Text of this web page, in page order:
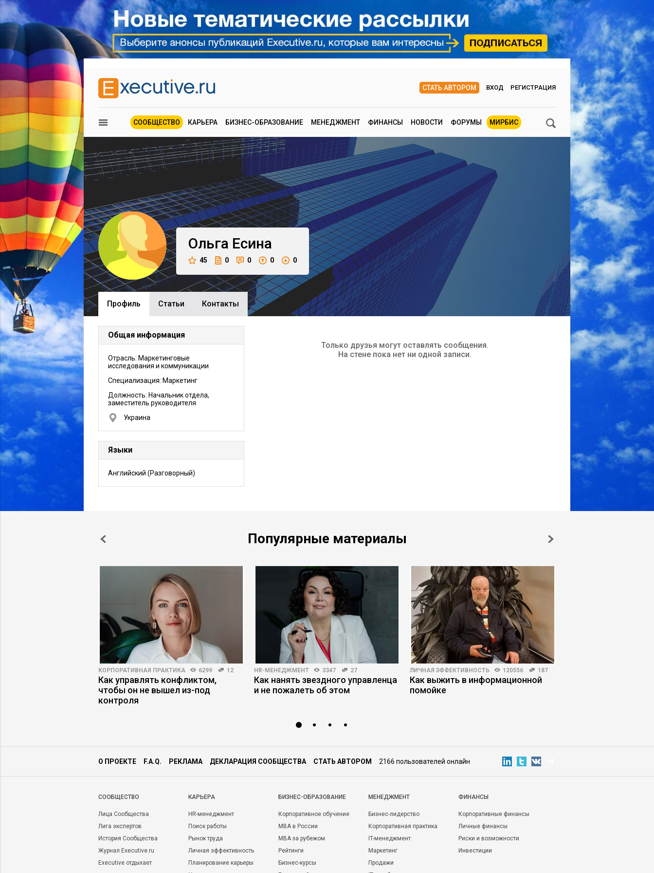
СТАТЬ АВТОРОМ ВХОД РЕГИСТРАЦИЯ
СООБЩЕСТВО КАРЬЕРА БИЗНЕС-ОБРАЗОВАНИЕ МЕНЕДЖМЕНТ ФИНАНСЫ НОВОСТИ ФОРУМЫ МИРБИС
Ольга Есина
45 0 0 0 0
Профиль Cтатьи Контакты
Общая информация
Отрасль: Маркетинговые
исследования и коммуникации
Специализация: Маркетинг
Должность: Начальник отдела,
заместитель руководителя
Украина
Языки
Английский (Разговорный)
Только друзья могут оставлять сообщения.
На стене пока нет ни одной записи.
Популярные материалы
КОРПОРАТИВНАЯ ПРАКТИКА 6299 12
Как управлять конфликтом,
чтобы он не вышел из-под
контроля
HR-МЕНЕДЖМЕНТ 3347 27
Как нанять звездного управленца
и не пожалеть об этом
ЛИЧНАЯ ЭФФЕКТИВНОСТЬ 120556 187
Как выжить в информационной
помойке
О ПРОЕКТЕ F.A.Q. РЕКЛАМА ДЕКЛАРАЦИЯ СООБЩЕСТВА СТАТЬ АВТОРОМ 2166 пользователей онлайн
CООБЩЕСТВО
Лица Сообщества
Лига экспертов
История Сообщества
Журнал Executive.ru
Executive отдыхает
КАРЬЕРА
HR-менеджмент
Поиск работы
Рынок труда
Личная эффективность
Планирование карьеры
БИЗНЕС-ОБРАЗОВАНИЕ
Корпоративное обучение
MBA в России
MBA за рубежом
Рейтинги
Бизнес-курсы
МЕНЕДЖМЕНТ
Бизнес-лидерство
Корпоративная практика
IT-менеджмент
Маркетинг
Продажи
ФИНАНСЫ
Корпоративные финансы
Личные финансы
Риски и возможности
Инвестиции